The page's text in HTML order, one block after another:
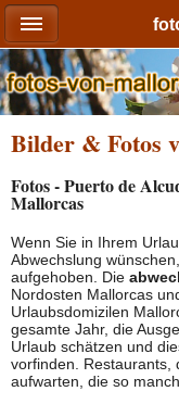
Bilder & Fotos
Fotos - Puerto de
Mallorcas
Wenn Sie in Ihrem
Abwechslung
aufgehoben. Die
Nordosten Mallorcas
Urlaubsdomizilen
gesamte Jahr, die
Urlaub schätzen und
vorfinden. Restaurants,
aufwarten, die so